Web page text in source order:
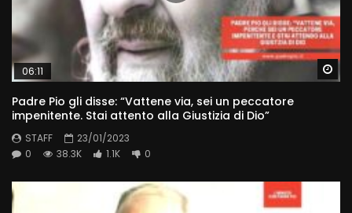
06:11
Padre Pio gli disse: “Vattene via, sei un peccatore
impenitente. Stai attento alla Giustizia di Dio”
STAFF
23/01/2023
0
38.3K 1.1K 0